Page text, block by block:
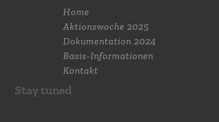
Home
Aktions­woche 2025
Dokumen­tation 2024
Basis-Informationen
Kontakt
Stay tuned